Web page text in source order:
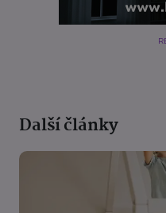
Další články